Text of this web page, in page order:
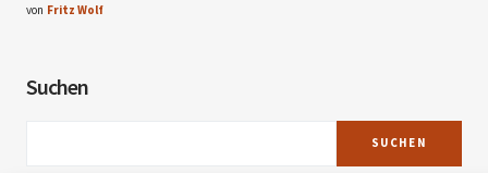
von Fritz Wolf
Suchen
SUCHEN